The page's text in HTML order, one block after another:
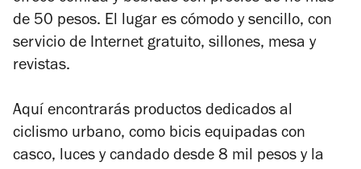
de 50 pesos. El lugar es cómodo y sencillo, con
servicio de Internet gratuito, sillones, mesa y
revistas.
Aquí encontrarás productos dedicados al
ciclismo urbano, como bicis equipadas con
casco, luces y candado desde 8 mil pesos y la